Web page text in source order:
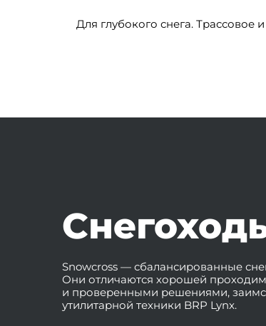
Для глубокого снега. Трассовое
Snowcross — сбалансированные
Они отличаются хорошей
и проверенными решениями,
утилитарной техники BRP Lynx.